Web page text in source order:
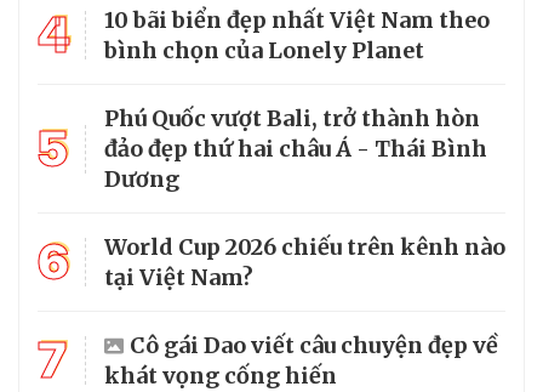
4
10 bãi biển đẹp nhất Việt Nam theo
bình chọn của Lonely Planet
5
Phú Quốc vượt Bali, trở thành hòn
đảo đẹp thứ hai châu Á - Thái Bình
Dương
6
World Cup 2026 chiếu trên kênh nào
tại Việt Nam?
7
Cô gái Dao viết câu chuyện đẹp về
khát vọng cống hiến